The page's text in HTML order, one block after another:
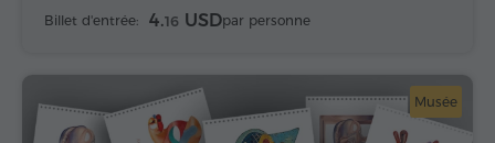
Billet d'entrée: 4.16 USDpar personne
Musée